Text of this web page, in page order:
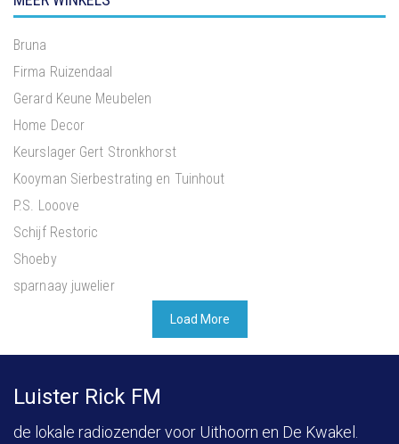
Bruna
Firma Ruizendaal
Gerard Keune Meubelen
Home Decor
Keurslager Gert Stronkhorst
Kooyman Sierbestrating en Tuinhout
P.S. Looove
Schijf Restoric
Shoeby
sparnaay juwelier
Load More
Luister Rick FM
de lokale radiozender voor Uithoorn en De Kwakel.